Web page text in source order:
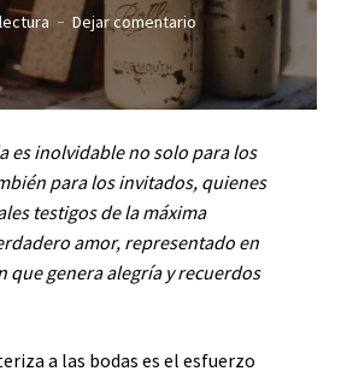
Dejar comentario
es inolvidable no solo para los
para los invitados, quienes
testigos de la máxima
amor, representado en
que genera alegría y recuerdos
a las bodas es el esfuerzo